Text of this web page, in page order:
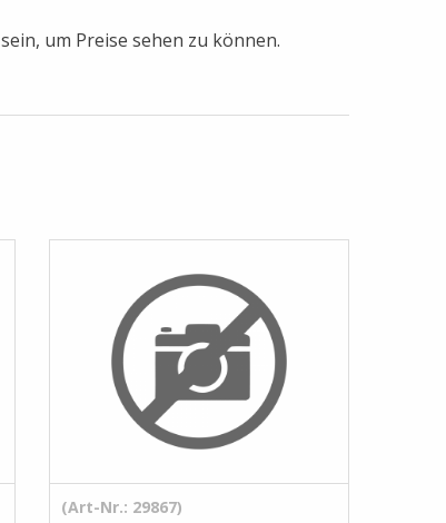
sein, um Preise sehen zu können.
(Art-Nr.: 29867)